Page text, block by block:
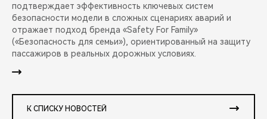
подтверждает эффективность ключевых систем
безопасности модели в сложных сценариях аварий и
отражает подход бренда «Safety For Family»
(«Безопасность для семьи»), ориентированный на защиту
пассажиров в реальных дорожных условиях.
К СПИСКУ НОВОСТЕЙ